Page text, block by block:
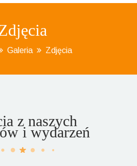
Galeria Zdjęcia
z naszych
i wydarzeń